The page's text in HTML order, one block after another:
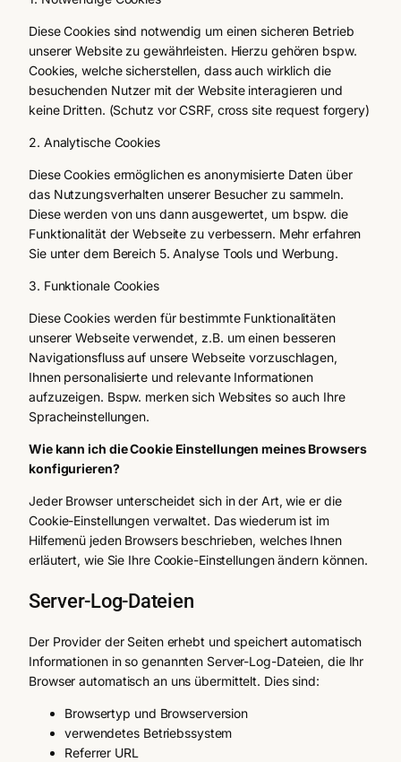
Diese Cookies sind notwendig um einen sicheren Betrieb
unserer Website zu gewährleisten. Hierzu gehören bspw.
Cookies, welche sicherstellen, dass auch wirklich die
besuchenden Nutzer mit der Website interagieren und
keine Dritten. (Schutz vor CSRF, cross site request forgery)
2. Analytische Cookies
Diese Cookies ermöglichen es anonymisierte Daten über
das Nutzungsverhalten unserer Besucher zu sammeln.
Diese werden von uns dann ausgewertet, um bspw. die
Funktionalität der Webseite zu verbessern. Mehr erfahren
Sie unter dem Bereich 5. Analyse Tools und Werbung.
3. Funktionale Cookies
Diese Cookies werden für bestimmte Funktionalitäten
unserer Webseite verwendet, z.B. um einen besseren
Navigationsfluss auf unsere Webseite vorzuschlagen,
Ihnen personalisierte und relevante Informationen
aufzuzeigen. Bspw. merken sich Websites so auch Ihre
Spracheinstellungen.
Wie kann ich die Cookie Einstellungen meines Browsers
konfigurieren?
Jeder Browser unterscheidet sich in der Art, wie er die
Cookie-Einstellungen verwaltet. Das wiederum ist im
Hilfemenü jeden Browsers beschrieben, welches Ihnen
erläutert, wie Sie Ihre Cookie-Einstellungen ändern können.
Server-Log-Dateien
Der Provider der Seiten erhebt und speichert automatisch
Informationen in so genannten Server-Log-Dateien, die Ihr
Browser automatisch an uns übermittelt. Dies sind:
Browsertyp und Browserversion
verwendetes Betriebssystem
Referrer URL